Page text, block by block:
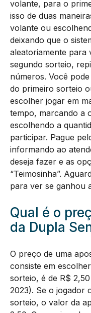
volante, para o
isso de duas
volante ou
deixando que o
aleatoriamente para
segundo sorteio,
números. Você
do primeiro sorteio
escolher jogar em
tempo, marcando a
escolhendo a
participar. Pague
informando ao
deseja fazer e as
“Teimosinha”.
para ver se ganhou
Qual é o
da Dupla
O preço de uma
consiste em
sorteio, é de R$
2023). Se o jogador
sorteio, o valor da